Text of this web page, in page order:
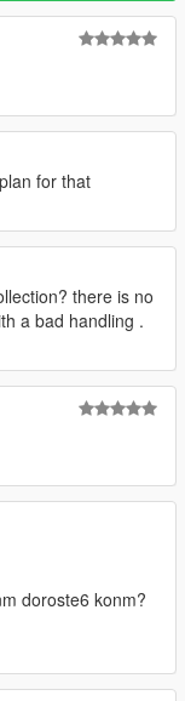
for that
there is no
a bad handling .
doroste6 konm?